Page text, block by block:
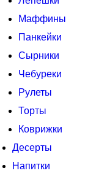
Маффины
Панкейки
Сырники
Чебуреки
Рулеты
Торты
Коврижки
Десерты
Напитки